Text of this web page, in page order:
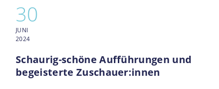
30
JUNI
2024
Schaurig-schöne Aufführungen und
begeisterte Zuschauer:innen